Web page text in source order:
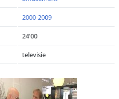
2000-2009
24'00
televisie